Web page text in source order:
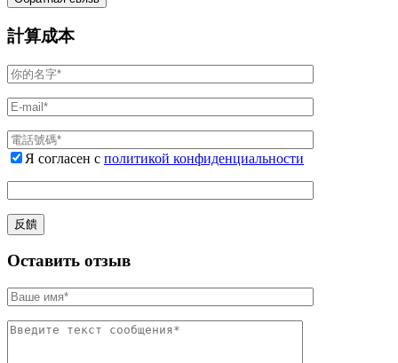
計算成本
Я согласен с политикой конфиденциальности
Оставить отзыв